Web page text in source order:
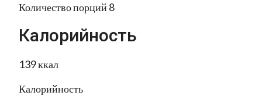
Количество порций 8
Калорийность
139 ккал
Калорийность